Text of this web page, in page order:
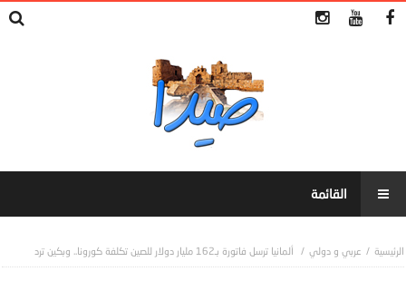
عربي و دولي ألمانيا ترسل فاتورة بـ162 مليار دولار للصين تكلفة كورونا.. وبكين ترد